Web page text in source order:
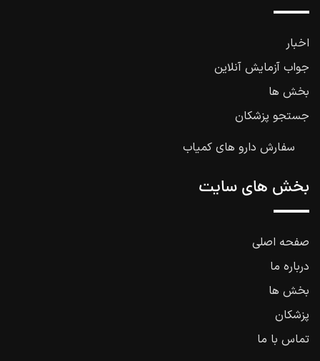
اخبار
جواب آزمایش آنلاین
بخش ها
جستجو پزشکان
سفارش دارو های کمیاب
بخش های سایت
صفحه اصلی
درباره ما
بخش ها
پزشکان
تماس با ما